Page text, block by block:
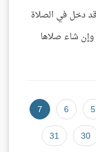
قد دخل في الصلاة
وإن شاء صلاها
5
6
7
30
31